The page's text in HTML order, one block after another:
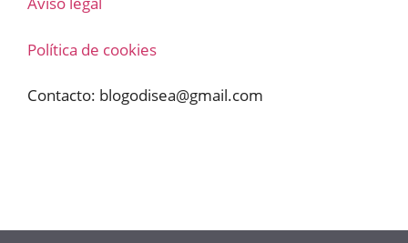
Política de cookies
Contacto: blogodisea@gmail.com